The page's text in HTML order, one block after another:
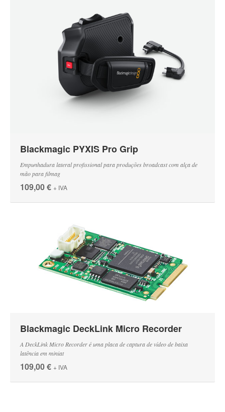
Blackmagic PYXIS Pro Grip
Empunhadura lateral profissional para produções broadcast com alça de
mão para filmag
109,00 € + IVA
Blackmagic DeckLink Micro Recorder
A DeckLink Micro Recorder é uma placa de captura de vídeo de baixa
latência em miniat
109,00 € + IVA